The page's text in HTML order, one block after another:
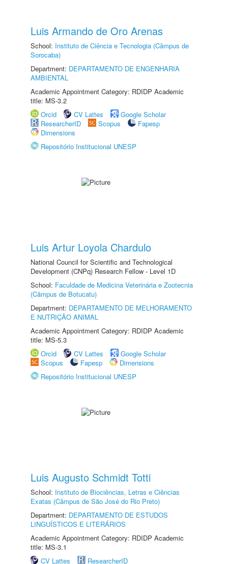
Luis Armando de Oro Arenas
School: Instituto de Ciência e Tecnologia (Câmpus de
Sorocaba)
Department: DEPARTAMENTO DE ENGENHARIA
AMBIENTAL
Academic Appointment Category: RDIDP Academic
title: MS-3.2
Orcid
CV Lattes
Google Scholar
ResearcherID
Scopus
Fapesp
Dimensions
Repositório Institucional UNESP
Luis Artur Loyola Chardulo
National Council for Scientific and Technological
Development (CNPq) Research Fellow - Level 1D
School: Faculdade de Medicina Veterinária e Zootecnia
(Câmpus de Botucatu)
Department: DEPARTAMENTO DE MELHORAMENTO
E NUTRIÇÃO ANIMAL
Academic Appointment Category: RDIDP Academic
title: MS-5.3
Orcid
CV Lattes
Google Scholar
Scopus
Fapesp
Dimensions
Repositório Institucional UNESP
Luis Augusto Schmidt Totti
School: Instituto de Biociências, Letras e Ciências
Exatas (Câmpus de São José do Rio Preto)
Department: DEPARTAMENTO DE ESTUDOS
LINGUÍSTICOS E LITERÁRIOS
Academic Appointment Category: RDIDP Academic
title: MS-3.1
CV Lattes
ResearcherID